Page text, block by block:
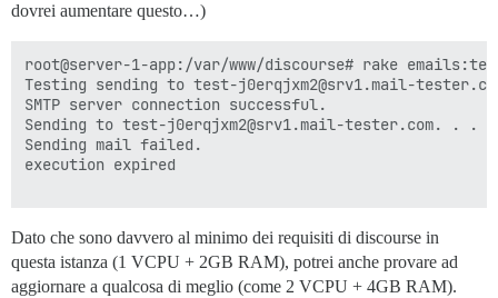
dovrei aumentare questo…)
root@server-1-app:/var/www/discourse# rake
Testing sending to test-j0erqjxm2@srv1.mail-
SMTP server connection successful.
Sending to test-j0erqjxm2@srv1.mail-tester.com. . .
Sending mail failed.
execution expired
Dato che sono davvero al minimo dei requisiti di discourse in
questa istanza (1 VCPU + 2GB RAM), potrei anche provare ad
aggiornare a qualcosa di meglio (come 2 VCPU + 4GB RAM).